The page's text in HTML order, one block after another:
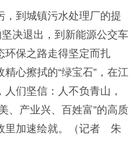
到城镇污水处理厂的提
决退出，到新能源公交车
保之路走得坚定而扎
心擦拭的“绿宝石”，在江
们坚信：人不负青山，
、产业兴、百姓富”的高质
里加速绘就。（记者 朱